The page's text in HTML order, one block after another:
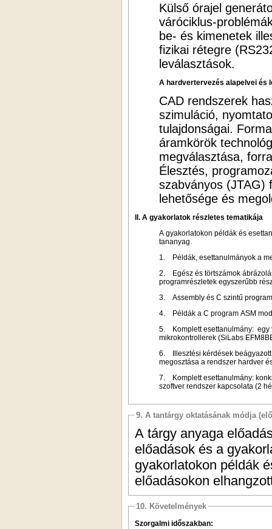
Külső órajel
váróciklus-
be- és kimenetek
fizikai rétegre
leválasztások.
A hardvertervezés alapelvei és
CAD rendszerek
szimuláció,
tulajdonságai.
áramkörök
megválasztása,
Élesztés,
szabványos (JTAG)
lehetősége és
II. A gyakorlatok részletes tematikája
A gyakorlatokon példák és
tananyag.
1. Példák, esettanulmányok a
2. Egész és törtszámok
programrészletek egyszerűbb
3. Assembly és C szintű
4. Példák a C program ASM
5. Komplett esettanulmány: egy
mikrokontrollerek (SiLabs
6. Illesztési kérdések beágyazott
megosztása a rendszer hardver
7. Komplett esettanulmány:
szoftver rendszer kapcsolata (2
9. A tantárgy oktatásának módja
A tárgy anyaga
előadások és a
gyakorlatokon példák
előadásokon
10. Követelmények
Szorgalmi időszakban: